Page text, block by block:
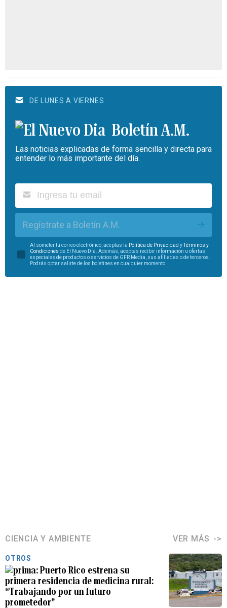
DE LUNES A VIERNES
Boletín A.M.
Las noticias explicadas de forma sencilla y directa para
entender lo más importante del día.
Regístrate a Boletín A.M.
Al someter tu correo electrónico, aceptas la Política de Privacidad yTérminos y
Condiciones de El Nuevo Día. Además, aceptas recibir información u ofertas
especiales de productos o servicios de GFR Media, sus afiliadas o de terceros.
Podrás optar salirte de los boletines en cualquier momento.
CIENCIA Y AMBIENTE VER MÁS
OTROS
Puerto Rico estrena su
primera residencia de medicina rural:
“Trabajando por un futuro
prometedor”